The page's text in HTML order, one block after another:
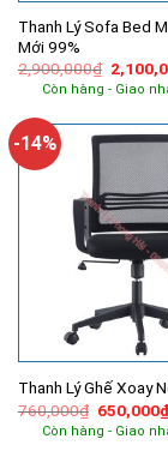
Thanh Lý Sofa Bed
Mới 99%
2,900,000₫ Giá
gốc
là:
Còn hàng - Giao
-14%
Thanh Lý Ghế Xoay
760,000₫ Giá
gốc
là:
650,000₫
Còn hàng - Giao